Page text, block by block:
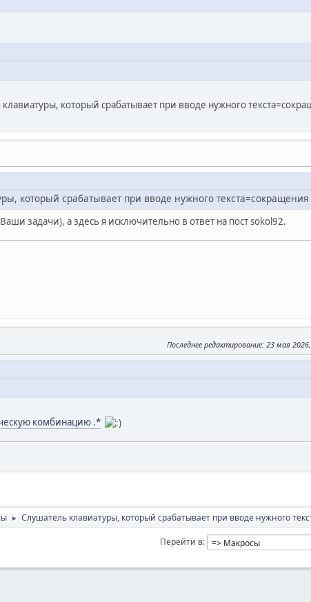
который срабатывает при вводе нужного
который срабатывает при вводе нужного текста=сокращения
задачи), а здесь я исключительно в ответ на пост sokol92.
Последнее редактирование: 23 мая
комбинацию .*
► Слушатель клавиатуры, который срабатывает при вводе нужного
Перейти в